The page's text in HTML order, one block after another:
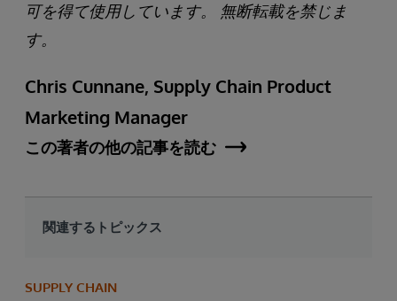
可を得て使用しています。 無断転載を禁じま
す。
Chris Cunnane, Supply Chain Product
Marketing Manager
この著者の他の記事を読む
関連するトピックス
SUPPLY CHAIN